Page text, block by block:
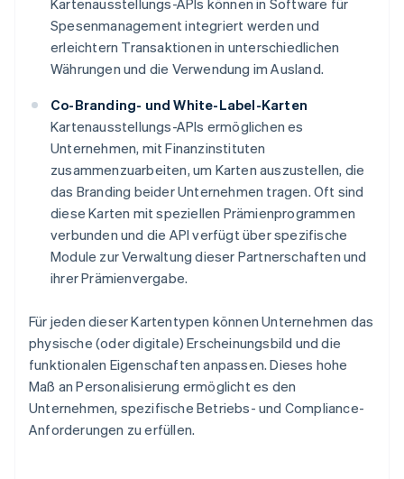
Kartenausstellungs-APIs können in Software für
Spesenmanagement integriert werden und
erleichtern Transaktionen in unterschiedlichen
Währungen und die Verwendung im Ausland.
Co-Branding- und White-Label-Karten
Kartenausstellungs-APIs ermöglichen es
Unternehmen, mit Finanzinstituten
zusammenzuarbeiten, um Karten auszustellen, die
das Branding beider Unternehmen tragen. Oft sind
diese Karten mit speziellen Prämienprogrammen
verbunden und die API verfügt über spezifische
Module zur Verwaltung dieser Partnerschaften und
ihrer Prämienvergabe.
Für jeden dieser Kartentypen können Unternehmen das
physische (oder digitale) Erscheinungsbild und die
funktionalen Eigenschaften anpassen. Dieses hohe
Maß an Personalisierung ermöglicht es den
Unternehmen, spezifische Betriebs- und Compliance-
Anforderungen zu erfüllen.